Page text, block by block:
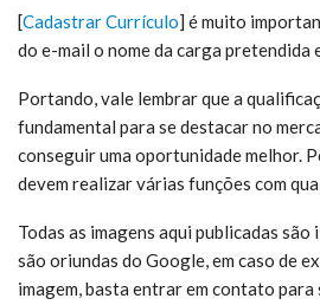
[Cadastrar Currículo] é muito
do e-mail o nome da carga pretendida
Portando, vale lembrar que a
fundamental para se destacar no
conseguir uma oportunidade melhor.
devem realizar várias funções com
Todas as imagens aqui publicadas são
são oriundas do Google, em caso de
imagem, basta entrar em contato